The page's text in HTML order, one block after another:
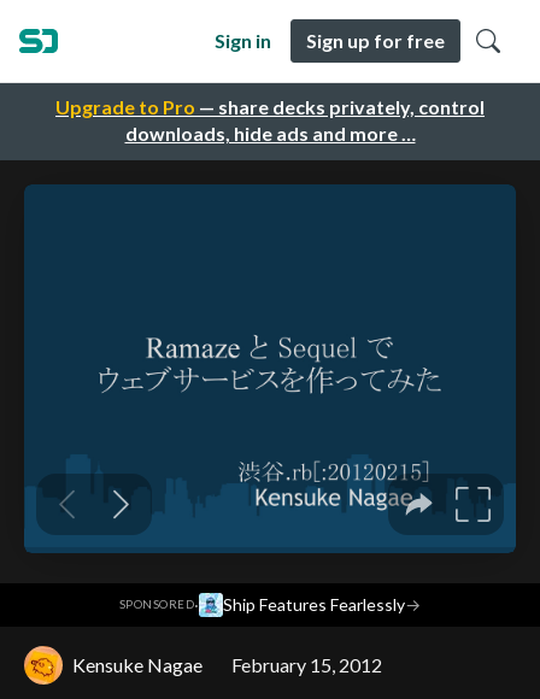
Upgrade to Pro — share decks privately, control
downloads, hide ads and more …
Sign in Sign up for free
SPONSORED· Ship Features Fearlessly→
Kensuke Nagae February 15, 2012